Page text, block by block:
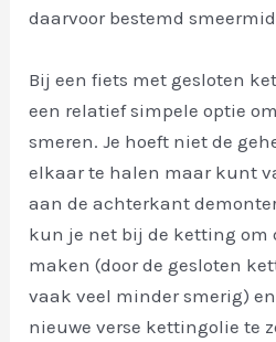
daarvoor bestemd
Bij een fiets met gesloten
een relatief simpele optie
smeren. Je hoeft niet de
elkaar te halen maar kunt
aan de achterkant
kun je net bij de ketting om
maken (door de gesloten
vaak veel minder smerig)
nieuwe verse kettingolie te